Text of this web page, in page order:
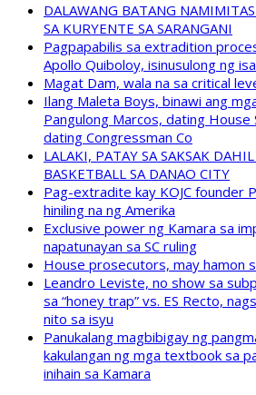
DALAWANG BATANG
SA KURYENTE SA SARANGANI
Pagpapabilis sa extradition
Apollo Quiboloy, isinusulong ng
Magat Dam, wala na sa critical
Ilang Maleta Boys, binawi ang
Pangulong Marcos, dating
dating Congressman Co
LALAKI, PATAY SA SAKSAK
BASKETBALL SA DANAO CITY
Pag-extradite kay KOJC founder
hiniling na ng Amerika
Exclusive power ng Kamara sa
napatunayan sa SC ruling
House prosecutors, may hamon
Leandro Leviste, no show sa
sa “honey trap” vs. ES Recto,
nito sa isyu
Panukalang magbibigay ng
kakulangan ng mga textbook sa
inihain sa Kamara